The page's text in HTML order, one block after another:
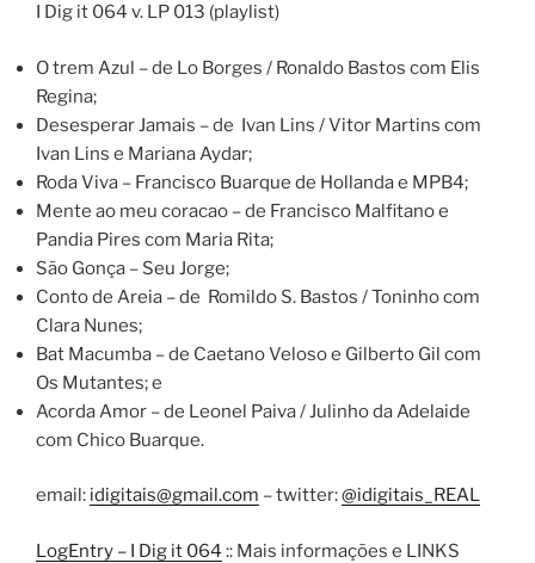
I Dig it 064 v. LP 013 (playlist)
O trem Azul – de Lo Borges / Ronaldo Bastos com Elis
Regina;
Desesperar Jamais – de Ivan Lins / Vitor Martins com
Ivan Lins e Mariana Aydar;
Roda Viva – Francisco Buarque de Hollanda e MPB4;
Mente ao meu coracao – de Francisco Malfitano e
Pandia Pires com Maria Rita;
São Gonça – Seu Jorge;
Conto de Areia – de Romildo S. Bastos / Toninho com
Clara Nunes;
Bat Macumba – de Caetano Veloso e Gilberto Gil com
Os Mutantes; e
Acorda Amor – de Leonel Paiva / Julinho da Adelaide
com Chico Buarque.
email: idigitais@gmail.com – twitter:@idigitais_REAL
LogEntry – I Dig it 064 :: Mais informações e LINKS